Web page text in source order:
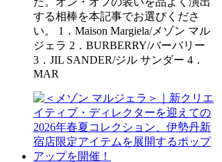
する相棒を本記事でお選びくださ
い。 1．Maison Margiela/メゾン マル
ジェラ 2．BURBERRY/バーバリー
3．JIL SANDER/ジル サンダー 4．
MAR